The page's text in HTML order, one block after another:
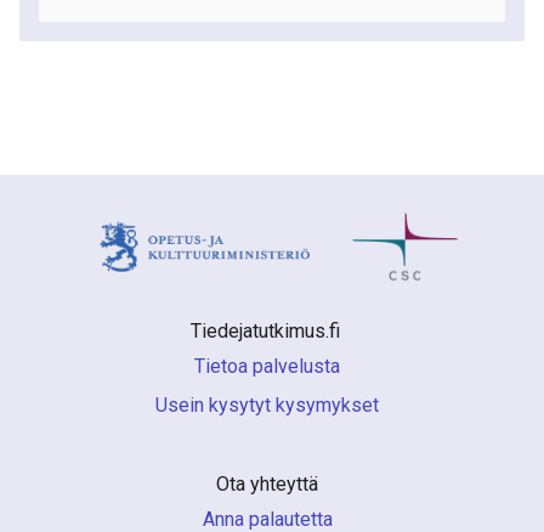
Tiedejatutkimus.fi
Tietoa palvelusta
Usein kysytyt kysymykset
Ota yhteyttä
Anna palautetta